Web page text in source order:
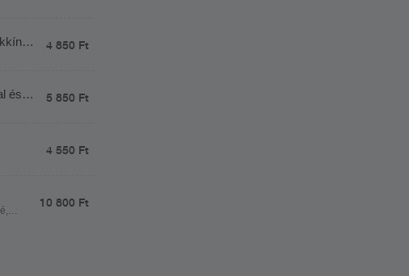
4 850 Ft
és
5 850 Ft
4 550 Ft
10 800 Ft